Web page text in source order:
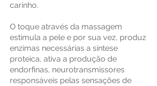
carinho.
O toque através da massagem
estimula a pele e por sua vez, produz
enzimas necessárias a síntese
proteica, ativa a produção de
endorfinas, neurotransmissores
responsáveis pelas sensações de